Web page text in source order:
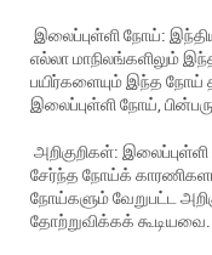
இலைப்புள்ளி நோய்:
எல்லா மாநிலங்களிலும்
பயிர்களையும் இந்த நோய்
இலைப்புள்ளி நோய்,
அறிகுறிகள்:
சேர்ந்த நோய்க்
நோய்களும் வேறுபட்ட
தோற்றுவிக்கக் கூடியவை.